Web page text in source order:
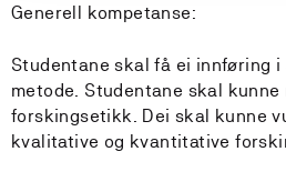
Generell kompetanse:
Studentane skal få ei innføring
metode. Studentane skal
forskingsetikk. Dei skal kunne
kvalitative og kvantitative